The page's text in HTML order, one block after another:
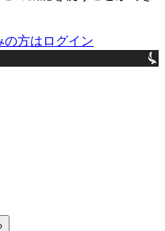
の方はログイン